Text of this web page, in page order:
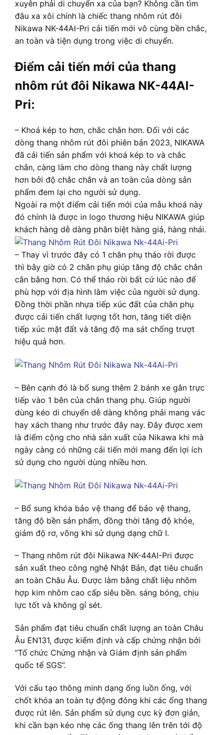
xuyên phải di chuyển xa của bạn? Không cần tìm
đâu xa xôi chính là chiếc thang nhôm rút đôi
Nikawa NK-44AI-Pri cải tiến mới vô cùng bền chắc,
an toàn và tiện dụng trong việc di chuyển.
Điểm cải tiến mới của thang
nhôm rút đôi Nikawa NK-44AI-
Pri:
– Khoá kép to hơn, chắc chắn hơn. Đối với các
dòng thang nhôm rút đôi phiên bản 2023, NIKAWA
đã cải tiến sản phẩm với khoá kép to và chắc
chắn, càng làm cho dòng thang này chất lượng
hơn bởi độ chắc chắn và an toàn của dòng sản
phẩm đem lại cho người sử dụng.
Ngoài ra một điểm cải tiến mới của mẫu khoá này
đó chính là được in logo thương hiệu NIKAWA giúp
khách hàng dễ dàng phân biệt hàng giả, hàng nhái.
– Thay vì trước đây có 1 chân phụ tháo rời được
thì bây giờ có 2 chân phụ giúp tăng độ chắc chắn
cân bằng hơn. Có thể tháo rời bất cứ lúc nào để
phù hợp với địa hình làm việc của người sử dụng.
Đồng thời phần nhựa tiếp xúc đất của chân phụ
được cải tiến chất lượng tốt hơn, tăng tiết diện
tiếp xúc mặt đất và tăng độ ma sát chống trượt
hiệu quả hơn.
– Bên cạnh đó là bổ sung thêm 2 bánh xe gắn trực
tiếp vào 1 bên của chân thang phụ. Giúp người
dùng kéo di chuyển dễ dàng không phải mang vác
hay xách thang như trước đây nay. Đây được xem
là điểm cộng cho nhà sản xuất của Nikawa khi mà
ngày càng có những cải tiến mới mang đến lợi ích
sử dụng cho người dùng nhiều hơn.
– Bổ sung khóa bảo vệ thang để bảo vệ thang,
tăng độ bền sản phẩm, đồng thời tăng độ khỏe,
giảm độ rơ, võng khi sử dụng dạng chữ I.
– Thang nhôm rút đôi Nikawa NK-44AI-Pri được
sản xuất theo công nghệ Nhật Bản, đạt tiêu chuẩn
an toàn Châu Âu. Được làm bằng chất liệu nhôm
hợp kim nhôm cao cấp siêu bền. sáng bóng, chịu
lực tốt và không gỉ sét.
Sản phẩm đạt tiêu chuẩn chất lượng an toàn Châu
Âu EN131, được kiểm định và cấp chứng nhận bởi
“Tổ chức Chứng nhận và Giám định sản phẩm
quốc tế SGS”.
Với cấu tạo thông minh dạng ống luồn ống, với
chốt khóa an toàn tự động đóng khi các ống thang
được rút lên. Sản phẩm sử dụng cực kỳ đơn giản,
khi cần bạn kéo nhẹ các ống thang lên trên tới độ